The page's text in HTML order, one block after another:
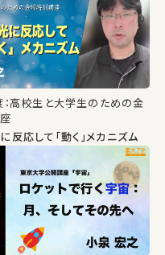
高校生と大学生のための金
反応して「動く」メカニズム